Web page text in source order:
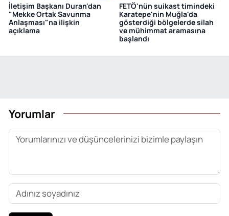
İletişim Başkanı Duran'dan
"Mekke Ortak Savunma
Anlaşması"na ilişkin
açıklama
FETÖ'nün suikast timindeki
Karatepe'nin Muğla'da
gösterdiği bölgelerde silah
ve mühimmat aramasına
başlandı
Yorumlar